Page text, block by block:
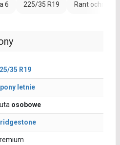
6 225/35 R19 Rant ochronny
35 R19
letnie
osobowe